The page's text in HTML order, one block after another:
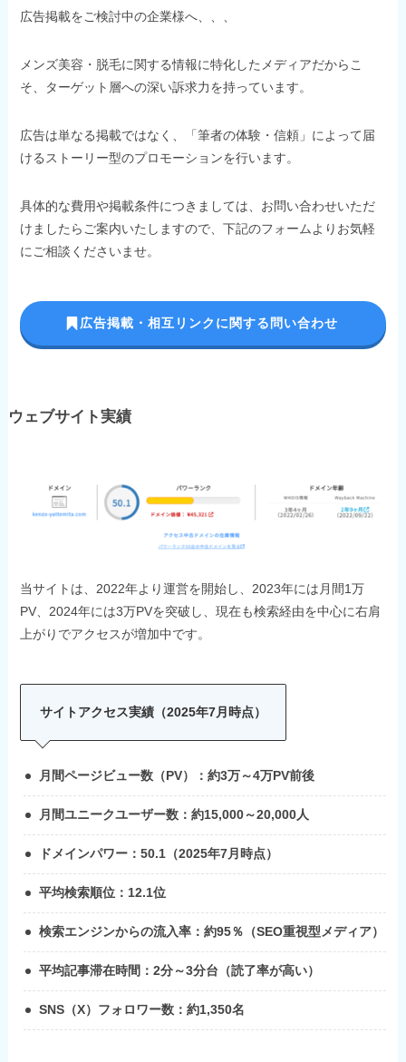
広告掲載をご検討中の企業様へ、、、
メンズ美容・脱毛に関する情報に特化したメディアだからこ
そ、ターゲット層への深い訴求力を持っています。
広告は単なる掲載ではなく、「筆者の体験・信頼」によって届
けるストーリー型のプロモーションを行います。
具体的な費用や掲載条件につきましては、お問い合わせいただ
けましたらご案内いたしますので、下記のフォームよりお気軽
にご相談くださいませ。
広告掲載・相互リンクに関する問い合わせ
ウェブサイト実績
当サイトは、2022年より運営を開始し、2023年には月間1万
PV、2024年には3万PVを突破し、現在も検索経由を中心に右肩
上がりでアクセスが増加中です。
サイトアクセス実績（2025年7月時点）
月間ページビュー数（PV）：約3万～4万PV前後
月間ユニークユーザー数：約15,000～20,000人
ドメインパワー：50.1（2025年7月時点）
平均検索順位：12.1位
検索エンジンからの流入率：約95％（SEO重視型メディア）
平均記事滞在時間：2分～3分台（読了率が高い）
SNS（X）フォロワー数：約1,350名